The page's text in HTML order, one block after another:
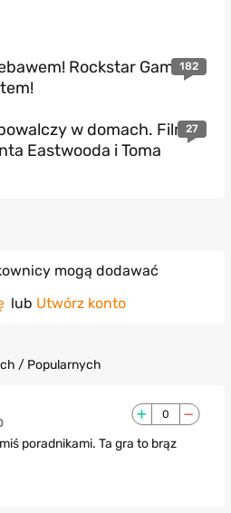
182
Rockstar Games z
27
w domach. Film
Eastwooda i Toma
mogą dodawać
lub Utwórz konto
/ Popularnych
0
poradnikami. Ta gra to brąz